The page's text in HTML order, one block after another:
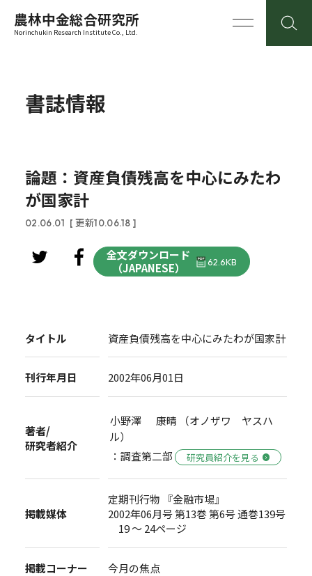
農林中金総合研究所
Norinchukin Research Institute Co., Ltd.
書誌情報
論題：資産負債残高を中心にみたわ
が国家計
02.06.01 [ 更新10.06.18 ]
全文ダウンロード
（JAPANESE）
62.6KB
タイトル 資産負債残高を中心にみたわが国家計
刊行年月日 2002年06月01日
著者/
研究者紹介
小野澤 康晴 （オノザワ ヤスハ
ル）
：調査第二部
研究員紹介を見る
掲載媒体
定期刊行物 『金融市場』
2002年06月号 第13巻 第6号 通巻139号
19 ～ 24ページ
掲載コーナー 今月の焦点